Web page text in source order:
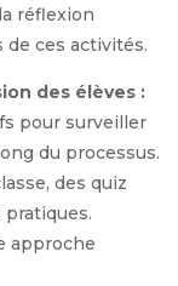
réflexion
ces activités.
des élèves :
pour surveiller
du processus.
des quiz
pratiques.
approche